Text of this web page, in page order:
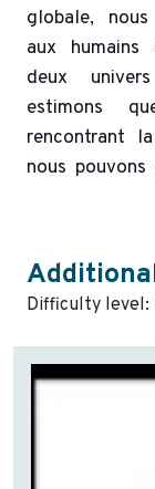
globale,
aux
deux
estimons
rencontrant
nous
Difficulty level: